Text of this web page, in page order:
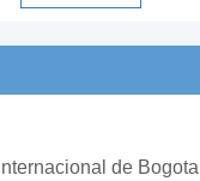
Internacional de Bogota